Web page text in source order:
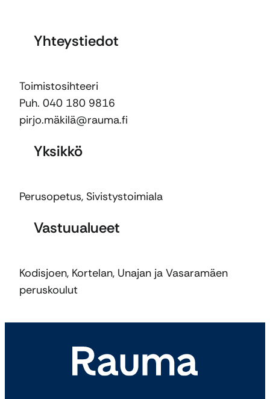
Yhteystiedot
Toimistosihteeri
Puh. 040 180 9816
pirjo.mäkilä@rauma.fi
Yksikkö
Perusopetus, Sivistystoimiala
Vastuualueet
Kodisjoen, Kortelan, Unajan ja Vasaramäen
peruskoulut